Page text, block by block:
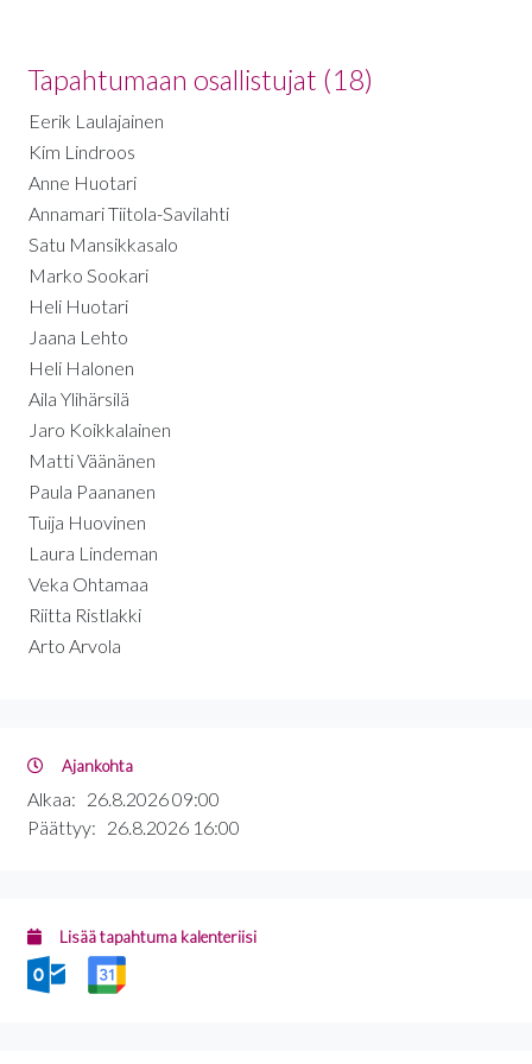
Tapahtumaan osallistujat (18)
Eerik Laulajainen
Kim Lindroos
Anne Huotari
Annamari Tiitola-Savilahti
Satu Mansikkasalo
Marko Sookari
Heli Huotari
Jaana Lehto
Heli Halonen
Aila Ylihärsilä
Jaro Koikkalainen
Matti Väänänen
Paula Paananen
Tuija Huovinen
Laura Lindeman
Veka Ohtamaa
Riitta Ristlakki
Arto Arvola
Ajankohta
Alkaa: 26.8.2026 09:00
Päättyy: 26.8.2026 16:00
Lisää tapahtuma kalenteriisi